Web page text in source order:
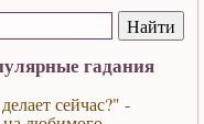
гадания
сейчас?" -